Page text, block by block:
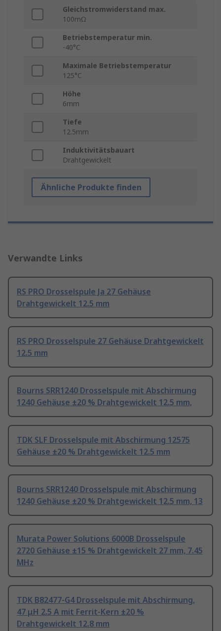
Gleichstromwiderstand max.
100mΩ
Betriebstemperatur min.
-40°C
Maximale Betriebstemperatur
125°C
Höhe
6mm
Tiefe
12.5mm
Induktivitätsbauart
Drahtgewickelt
Ähnliche Produkte finden
Verwandte Links
RS PRO Drosselspule Ja 27 Gehäuse
Drahtgewickelt 12.5 mm
RS PRO Drosselspule 27 Gehäuse Drahtgewickelt
12.5 mm
Bourns SRR1240 Drosselspule mit Abschirmung
1240 Gehäuse ±20 % Drahtgewickelt 12.5 mm,
TDK SLF Drosselspule mit Abschirmung 12575
Gehäuse ±20 % Drahtgewickelt 12.5 mm
Bourns SRR1240 Drosselspule mit Abschirmung
1240 Gehäuse ±20 % Drahtgewickelt 12.5 mm, 13
Murata Power Solutions 6000B Drosselspule
2720 Gehäuse ±15 % Drahtgewickelt 27 mm, 7.45
MHz
TDK B82477-G4 Drosselspule mit Abschirmung,
47 μH 2.5 A mit Ferrit-Kern ±20 %
Drahtgewickelt 12.8 mm